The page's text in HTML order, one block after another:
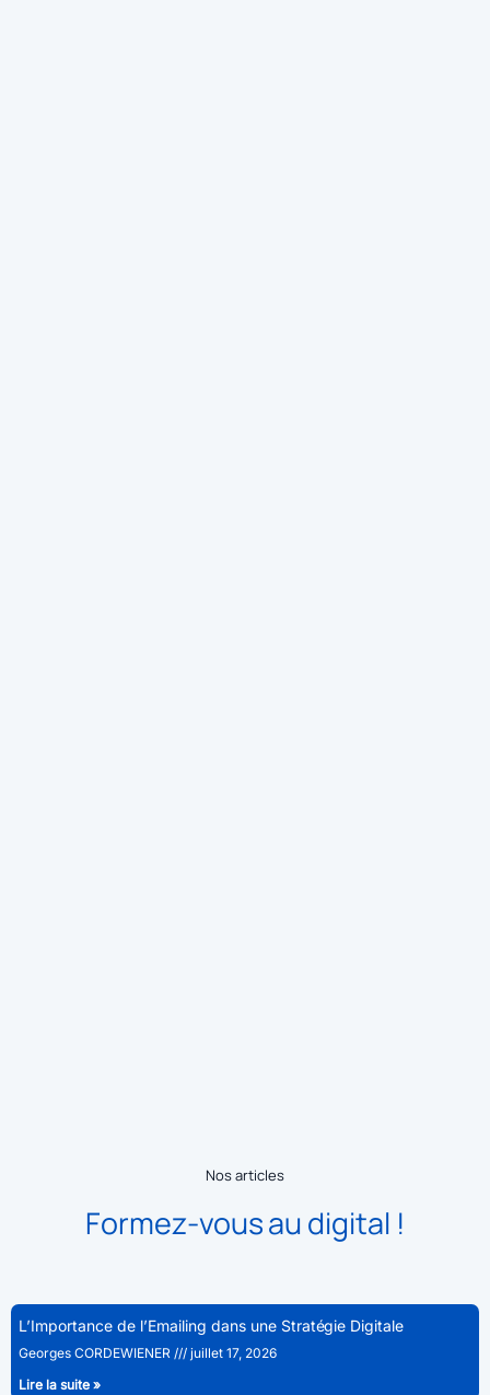
Nos articles
Formez-vous au digital !
L’Importance de l’Emailing dans une Stratégie Digitale
Georges CORDEWIENER
juillet 17, 2026
Lire la suite »